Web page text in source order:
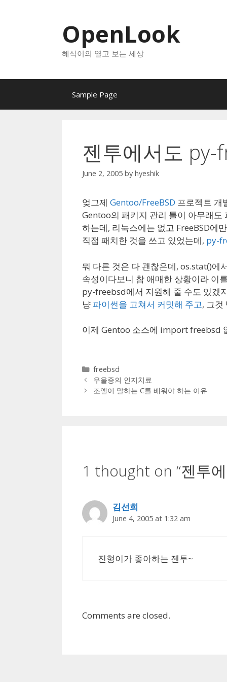
OpenLook
혜식이의 열고 보는 세상
Sample Page
젠투에서도 py-
June 2, 2005 by hyeshik
엊그제 Gentoo/FreeBSD 프로젝트 개
Gentoo의 패키지 관리 툴이 아무래
하는데, 리눅스에는 없고 FreeBSD에
직접 패치한 것을 쓰고 있었는데, py-
뭐 다른 것은 다 괜찮은데, os.stat()에
속성이다보니 참 애매한 상황이라 이
py-freebsd에서 지원해 줄 수도 있겠
냥 파이썬을 고쳐서 커밋해 주고, 그것
이제 Gentoo 소스에 import freebsd
Categories
freebsd
우울증의 인지치료
조엘이 말하는 C를 배워야 하는 이유
1 thought on “젠투
김선희
June 4, 2005 at 1:32 am
진형이가 좋아하는 젠투~
Comments are closed.